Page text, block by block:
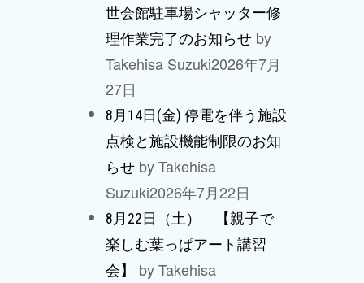
世会館駐車場シャッター修
理作業完了のお知らせ by
Takehisa Suzuki2026年7月
27日
8月14日(金) 停電を伴う施設
点検と施設機能制限のお知
らせ by Takehisa
Suzuki2026年7月22日
8月22日（土） 【親子で
楽しむ葉っぱアート講習
会】
by Takehisa